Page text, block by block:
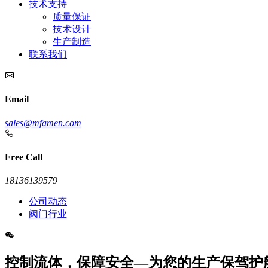
技术支持
质量保证
技术设计
生产制造
联系我们
Email
sales@mfamen.com
Free Call
18136139579
公司动态
阀门行业
控制流体，保障安全—为您的生产保驾护